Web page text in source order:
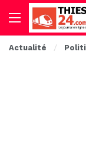
Actualité